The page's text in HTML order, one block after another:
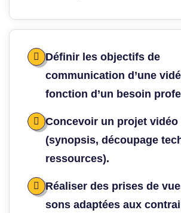
Définir les objectifs de
communication d’une
fonction d’un besoin
Concevoir un projet
(synopsis, découpage
ressources).
Réaliser des prises de
sons adaptées aux